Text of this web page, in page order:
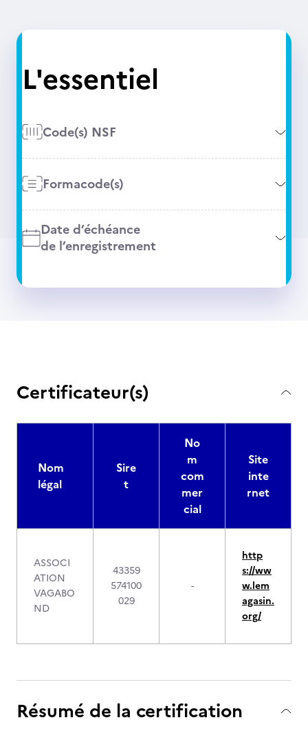
L'essentiel
Code(s) NSF
Formacode(s)
Date d’échéance
de l’enregistrement
Certificateur(s)
Nom
légal
Sire
t
No
m
com
mer
cial
Site
inte
rnet
ASSOCI
ATION
VAGABO
ND
43359
574100
029
-
http
s://ww
w.lem
agasin.
org/
Résumé de la certification